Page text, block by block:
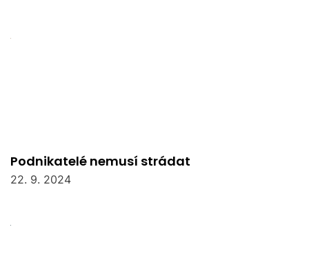
Podnikatelé nemusí strádat
22. 9. 2024